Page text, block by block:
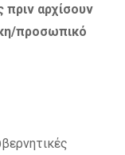
αρχίσουν
προσωπικό